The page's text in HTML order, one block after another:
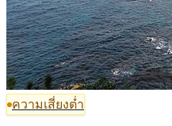
ความเสี่ยงต่ำ